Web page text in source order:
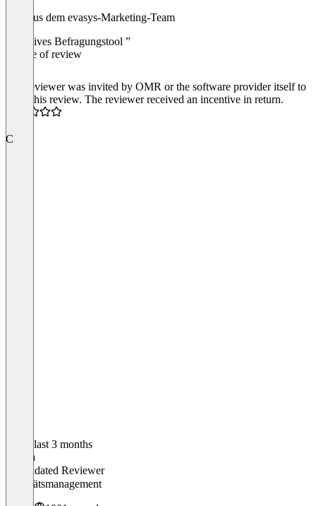
Jana aus dem evasys-Marketing-Team
“Intuitives Befragungstool ”
Source of review
The reviewer was invited by OMR or the software provider itself to
write this review. The reviewer received an incentive in return.
C
In the last 3 months
Carina
Validated Reviewer
Qualitätsmanagement